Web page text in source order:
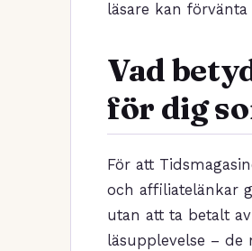
läsare kan förvänta
Vad
för dig
För att
och affiliatelänkar
utan att ta betalt
läsupplevelse –